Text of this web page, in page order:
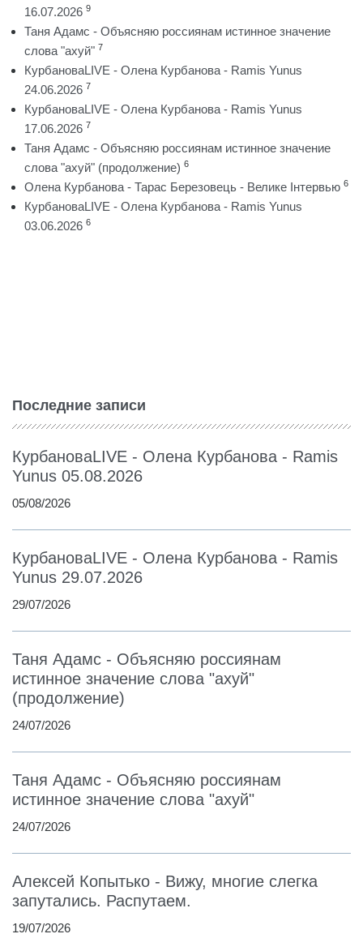
16.07.2026 9
Таня Адамс - Объясняю россиянам истинное значение
слова "ахуй" 7
КурбановаLIVE - Олена Курбанова - Ramis Yunus
24.06.2026 7
КурбановаLIVE - Олена Курбанова - Ramis Yunus
17.06.2026 7
Таня Адамс - Объясняю россиянам истинное значение
слова "ахуй" (продолжение) 6
Олена Курбанова - Тарас Березовець - Велике Інтервью 6
КурбановаLIVE - Олена Курбанова - Ramis Yunus
03.06.2026 6
Последние записи
КурбановаLIVE - Олена Курбанова - Ramis
Yunus 05.08.2026
05/08/2026
КурбановаLIVE - Олена Курбанова - Ramis
Yunus 29.07.2026
29/07/2026
Таня Адамс - Объясняю россиянам
истинное значение слова "ахуй"
(продолжение)
24/07/2026
Таня Адамс - Объясняю россиянам
истинное значение слова "ахуй"
24/07/2026
Алексей Копытько - Вижу, многие слегка
запутались. Распутаем.
19/07/2026